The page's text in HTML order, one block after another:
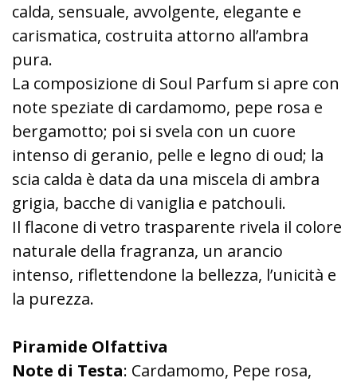
calda, sensuale, avvolgente, elegante e
carismatica, costruita attorno all’ambra
pura.
La composizione di Soul Parfum si apre con
note speziate di cardamomo, pepe rosa e
bergamotto; poi si svela con un cuore
intenso di geranio, pelle e legno di oud; la
scia calda è data da una miscela di ambra
grigia, bacche di vaniglia e patchouli.
Il flacone di vetro trasparente rivela il colore
naturale della fragranza, un arancio
intenso, riflettendone la bellezza, l’unicità e
la purezza.
Piramide Olfattiva
Note di Testa: Cardamomo, Pepe rosa,